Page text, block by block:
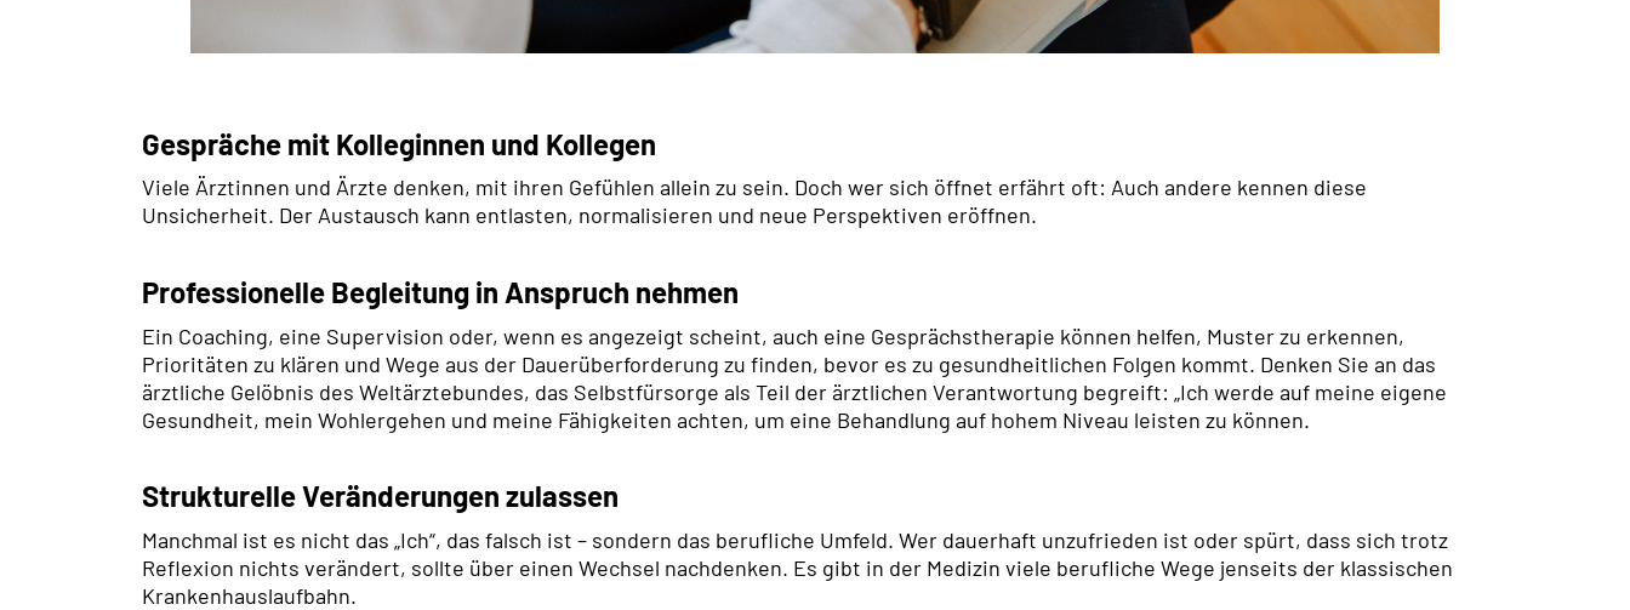
Gespräche mit Kolleginnen und Kollegen
Viele Ärztinnen und Ärzte denken, mit ihren Gefühlen allein zu sein. Doch wer sich öffnet erfährt oft: Auch andere kennen diese
Unsicherheit. Der Austausch kann entlasten, normalisieren und neue Perspektiven eröffnen.
Professionelle Begleitung in Anspruch nehmen
Ein Coaching, eine Supervision oder, wenn es angezeigt scheint, auch eine Gesprächstherapie können helfen, Muster zu erkennen,
Prioritäten zu klären und Wege aus der Dauerüberforderung zu finden, bevor es zu gesundheitlichen Folgen kommt. Denken Sie an das
ärztliche Gelöbnis des Weltärztebundes, das Selbstfürsorge als Teil der ärztlichen Verantwortung begreift: „Ich werde auf meine eigene
Gesundheit, mein Wohlergehen und meine Fähigkeiten achten, um eine Behandlung auf hohem Niveau leisten zu können.
Strukturelle Veränderungen zulassen
Manchmal ist es nicht das „Ich“, das falsch ist – sondern das berufliche Umfeld. Wer dauerhaft unzufrieden ist oder spürt, dass sich trotz
Reflexion nichts verändert, sollte über einen Wechsel nachdenken. Es gibt in der Medizin viele berufliche Wege jenseits der klassischen
Krankenhauslaufbahn.